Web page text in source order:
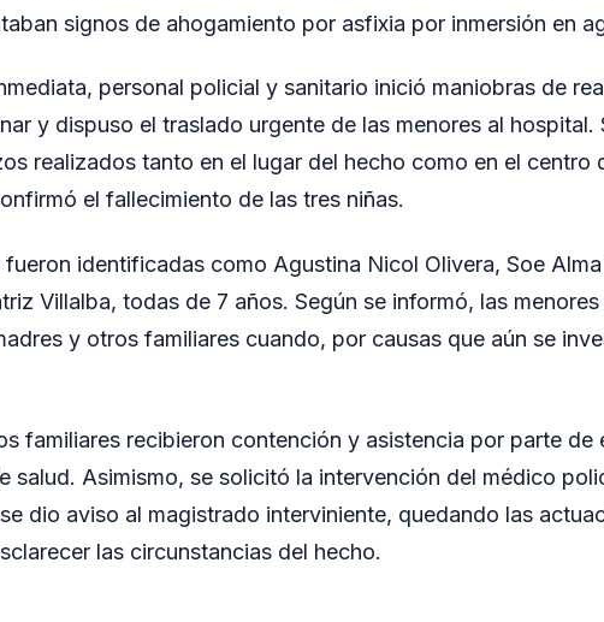
signos de ahogamiento por asfixia por inmersión en
personal policial y sanitario inició maniobras de
y dispuso el traslado urgente de las menores al hospital.
realizados tanto en el lugar del hecho como en el centro
el fallecimiento de las tres niñas.
fueron identificadas como Agustina Nicol Olivera, Soe
Villalba, todas de 7 años. Según se informó, las
y otros familiares cuando, por causas que aún se
familiares recibieron contención y asistencia por parte
salud. Asimismo, se solicitó la intervención del médico
dio aviso al magistrado interviniente, quedando las
las circunstancias del hecho.